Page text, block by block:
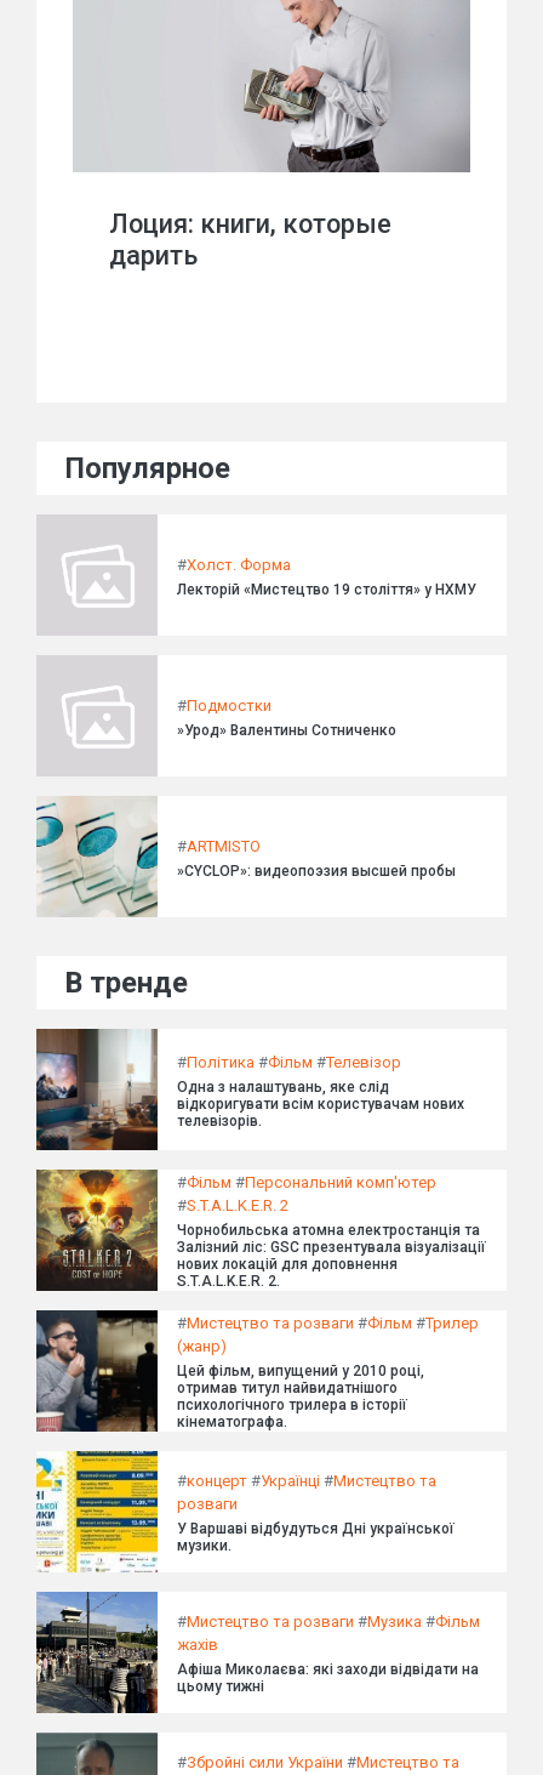
Лоция: книги, которые
дарить
Популярное
#Холст. Форма
Лекторій «Мистецтво 19 століття» у НХМУ
#Подмостки
»Урод» Валентины Сотниченко
#ARTMISTO
»CYCLOP»: видеопоэзия высшей пробы
В тренде
#Політика #Фільм #Телевізор
Одна з налаштувань, яке слід
відкоригувати всім користувачам нових
телевізорів.
#Фільм #Персональний комп'ютер
#S.T.A.L.K.E.R. 2
Чорнобильська атомна електростанція та
Залізний ліс: GSC презентувала візуалізації
нових локацій для доповнення
S.T.A.L.K.E.R. 2.
#Мистецтво та розваги #Фільм #Трилер
(жанр)
Цей фільм, випущений у 2010 році,
отримав титул найвидатнішого
психологічного трилера в історії
кінематографа.
#концерт #Українці #Мистецтво та
розваги
У Варшаві відбудуться Дні української
музики.
#Мистецтво та розваги #Музика #Фільм
жахів
Афіша Миколаєва: які заходи відвідати на
цьому тижні
#Збройні сили України #Мистецтво та